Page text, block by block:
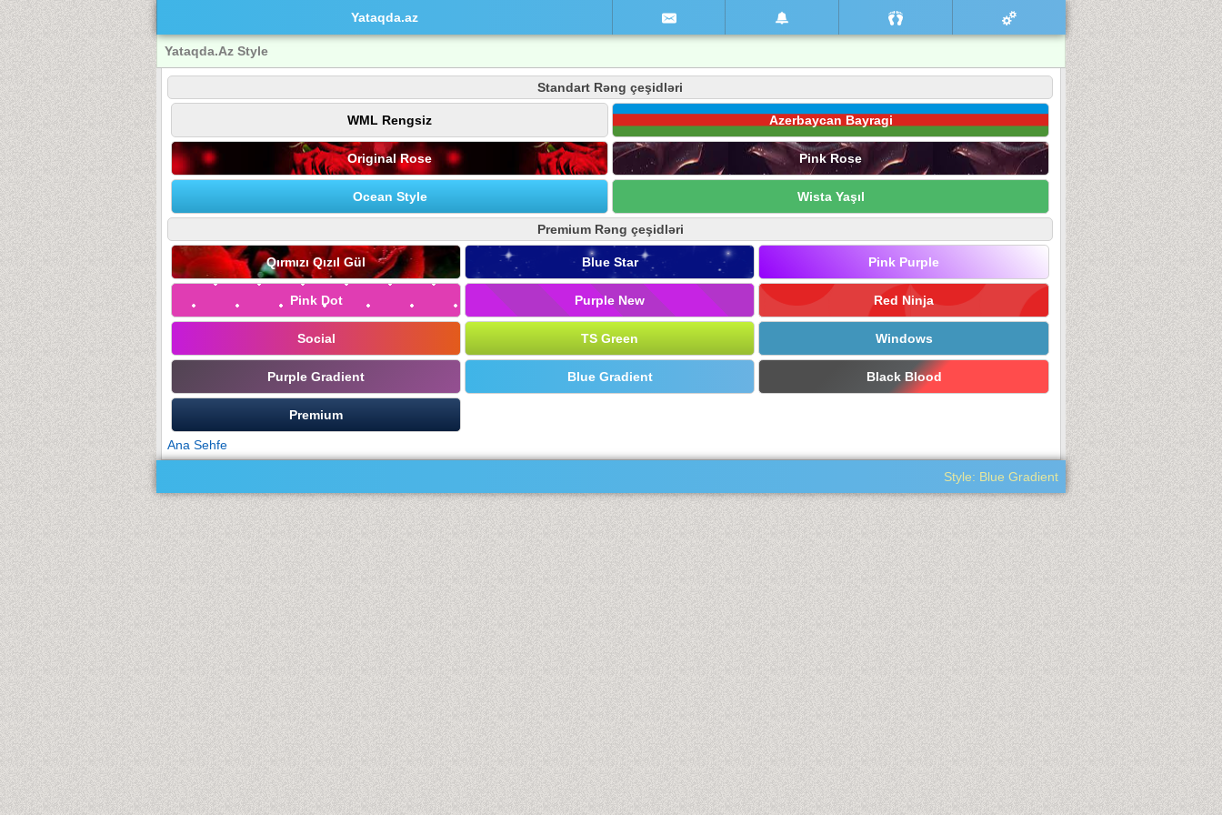
Yataqda.az
Yataqda.Az Style
Standart Rəng çeşidləri
WML Rengsiz Azerbaycan Bayragi
Original Rose Pink Rose
Ocean Style Wista Yaşıl
Premium Rəng çeşidləri
Qırmızı Qızıl Gül Blue Star Pink Purple
Pink Dot Purple New Red Ninja
Social TS Green Windows
Purple Gradient Blue Gradient Black Blood
Premium
Ana Sehfe
Style: Blue Gradient